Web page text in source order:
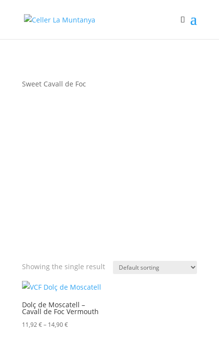
Sweet Cavall de Foc
Showing the single result
Dolç de Moscatell –
Cavall de Foc Vermouth
11,92€– 14,90€Price